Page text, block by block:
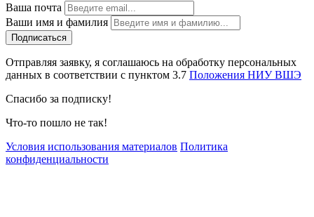
Ваша почта
Ваши имя и фамилия
Отправляя заявку, я соглашаюсь на обработку персональных
данных в соответствии с пунктом 3.7 Положения НИУ ВШЭ
Спасибо за подписку!
Что-то пошло не так!
Условия использования материалов Политика
конфиденциальности